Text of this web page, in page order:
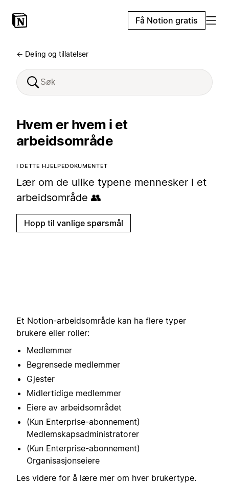
Få Notion gratis
← Deling og tillatelser
Hvem er hvem i et
arbeidsområde
I DETTE HJELPEDOKUMENTET
Lær om de ulike typene mennesker i et
arbeidsområde 👥
Hopp til vanlige spørsmål
Et Notion-arbeidsområde kan ha flere typer
brukere eller roller:
Medlemmer
Begrensede medlemmer
Gjester
Midlertidige medlemmer
Eiere av arbeidsområdet
(Kun Enterprise-abonnement)
Medlemskapsadministratorer
(Kun Enterprise-abonnement)
Organisasjonseiere
Les videre for å lære mer om hver brukertype.